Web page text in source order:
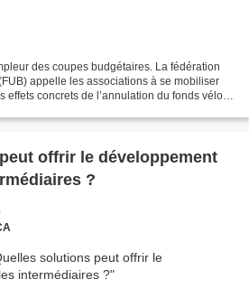
des coupes budgétaires. La fédération
appelle les associations à se mobiliser
effets concrets de l’annulation du fonds vélo.
offrir le développement
?